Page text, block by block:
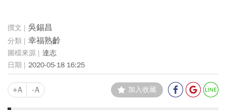
吳錫昌
幸福熟齡
達志
2020-05-18 16:25
+A -A 加入收藏